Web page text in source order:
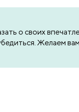
о своих
Желаем